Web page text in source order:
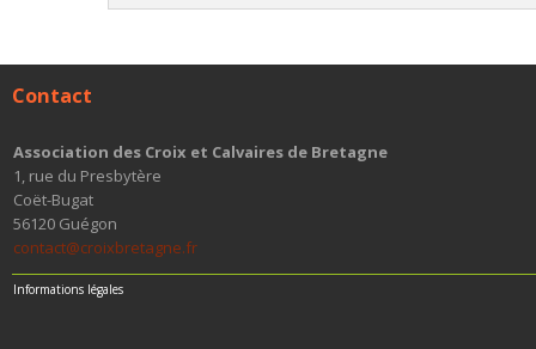
Contact
Association des Croix et Calvaires de Bretagne
1, rue du Presbytère
Coët-Bugat
56120 Guégon
contact@croixbretagne.fr
Informations légales